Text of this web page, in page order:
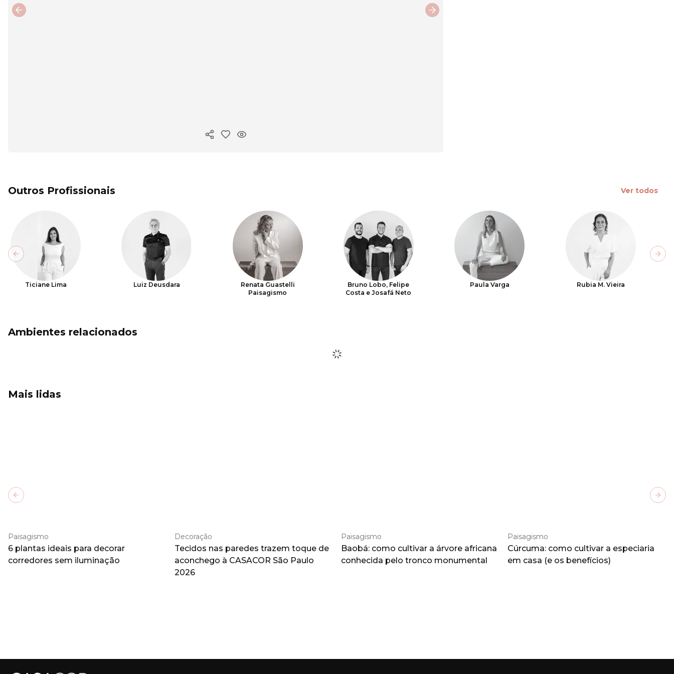
Copiar link
Previous slide Next slide
Outros Profissionais Ver todos
Ticiane Lima Luiz Deusdara
Renata Guastelli
Paisagismo
Bruno Lobo, Felipe
Costa e Josafá Neto
Paula Varga Rubia M. Vieira
Previous slide
Ambientes relacionados
Mais lidas
Paisagismo
6 plantas ideais para decorar
corredores sem iluminação
Decoração
Tecidos nas paredes trazem toque de
aconchego à CASACOR São Paulo
2026
Paisagismo
Baobá: como cultivar a árvore africana
conhecida pelo tronco monumental
Paisagismo
Cúrcuma: como cultivar a especiaria
em casa (e os benefícios)
Previous slide